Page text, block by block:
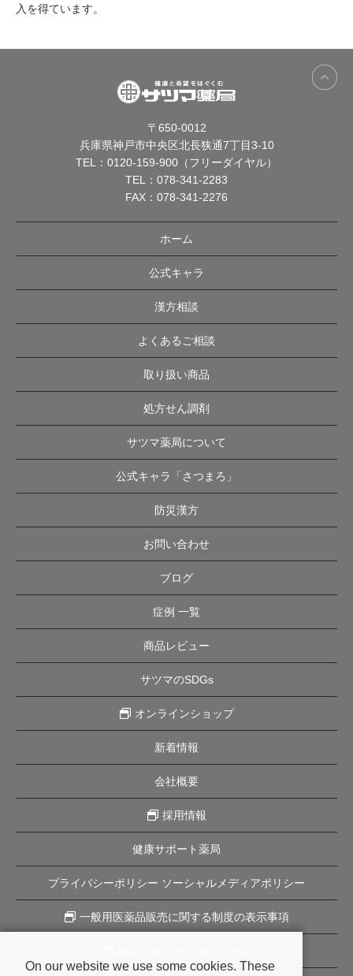
入を得ています。
〒650-0012
兵庫県神戸市中央区北長狭通7丁目3-10
TEL： 0120-159-900（フリーダイヤル）
TEL： 078-341-2283
FAX：078-341-2276
ホーム
公式キャラ
漢方相談
よくあるご相談
取り扱い商品
処方せん調剤
サツマ薬局について
公式キャラ「さつまろ」
防災漢方
お問い合わせ
ブログ
症例 一覧
商品レビュー
サツマのSDGs
オンラインショップ
新着情報
会社概要
採用情報
健康サポート薬局
プライバシーポリシー ソーシャルメディアポリシー
一般用医薬品販売に関する制度の表示事項
On our website we use some cookies. These